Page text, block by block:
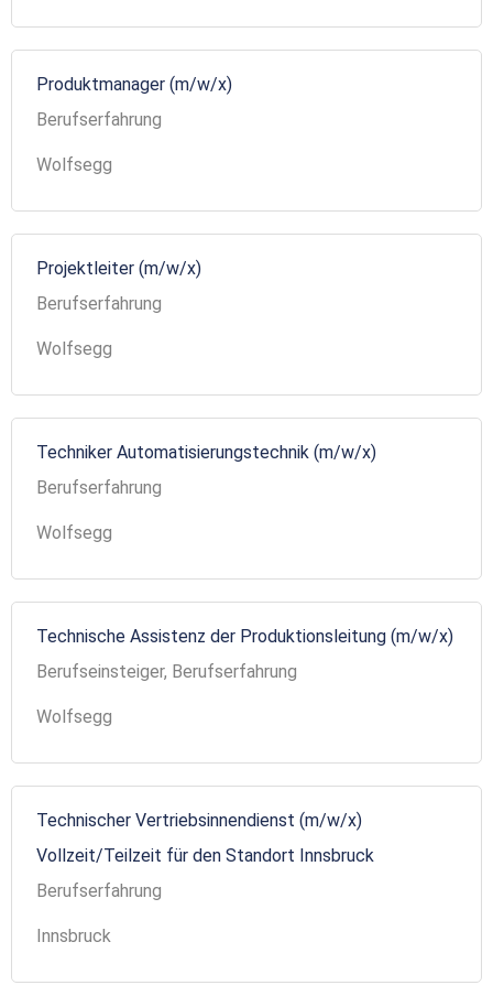
Produktmanager (m/w/x)
Berufserfahrung
Wolfsegg
Projektleiter (m/w/x)
Berufserfahrung
Wolfsegg
Techniker Automatisierungstechnik (m/w/x)
Berufserfahrung
Wolfsegg
Technische Assistenz der Produktionsleitung (m/w/x)
Berufseinsteiger, Berufserfahrung
Wolfsegg
Technischer Vertriebsinnendienst (m/w/x)
Vollzeit/Teilzeit für den Standort Innsbruck
Berufserfahrung
Innsbruck